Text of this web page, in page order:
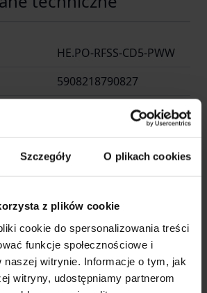
Szczegóły O plikach cookies
z plików cookie
cookie do spersonalizowania treści
funkcje społecznościowe i
naszej witrynie. Informacje o tym, jak
witryny, udostępniamy partnerom
HE.PO-RFSS-CD5-PWW
5908218790827
DIRECT ACTION
Entire M Wrocław -
Helikon Polska
Polska